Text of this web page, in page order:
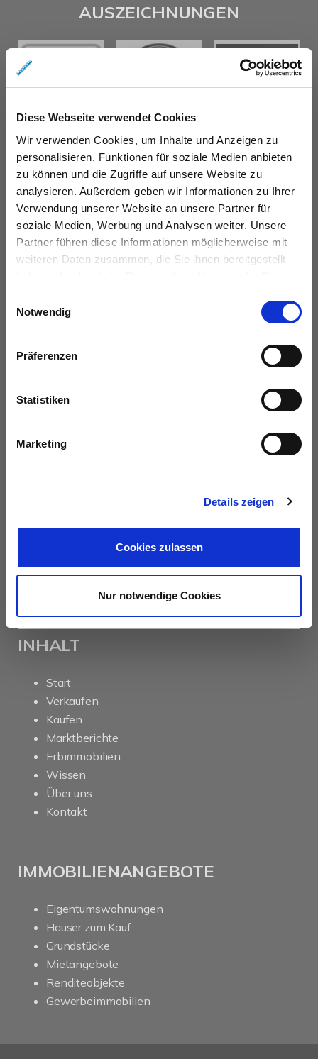
Diese Webseite verwendet Cookies
Wir verwenden Cookies, um Inhalte und Anzeigen zu
personalisieren, Funktionen für soziale Medien anbieten
zu können und die Zugriffe auf unsere Website zu
analysieren. Außerdem geben wir Informationen zu Ihrer
Verwendung unserer Website an unsere Partner für
soziale Medien, Werbung und Analysen weiter. Unsere
Partner führen diese Informationen möglicherweise mit
weiteren Daten zusammen, die Sie ihnen bereitgestellt
haben oder die sie im Rahmen Ihrer Nutzung der Dienste
Notwendig
Präferenzen
Statistiken
Marketing
Details zeigen
Cookies zulassen
Nur notwendige Cookies
AUSZEICHNUNGEN
KONTAKT
das immobilienhaus oberenzer & stöcker gmbh &
co kg
Langer Hof 2d
38100 Braunschweig
Fax:0531 26 15 619
E-Mail:vertrieb@das-immobilienhaus.de
stehen wir Ihnen beim Verkauf und bei der Vermietung
beraten wir Sie in allen Fragen rund um Ihr Haus oder
Ihre Wohnung in Braunschweig und Umgebung .
Sprechen Sie uns an - wir sind für Sie da.
INHALT
Start
Verkaufen
Kaufen
Marktberichte
Erbimmobilien
Wissen
Über uns
Kontakt
IMMOBILIENANGEBOTE
Eigentumswohnungen
Häuser zum Kauf
Grundstücke
Mietangebote
Renditeobjekte
Gewerbeimmobilien